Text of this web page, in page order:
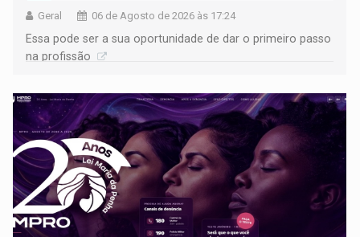
Geral 06 de Agosto de 2026 às 17:24
Essa pode ser a sua oportunidade de dar o primeiro passo
na profissão